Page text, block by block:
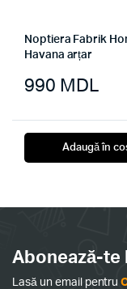
Noptiera Fabrik
Havana arțar
990 MDL
Adaugă în
Abonează-te
Lasă un email pentru